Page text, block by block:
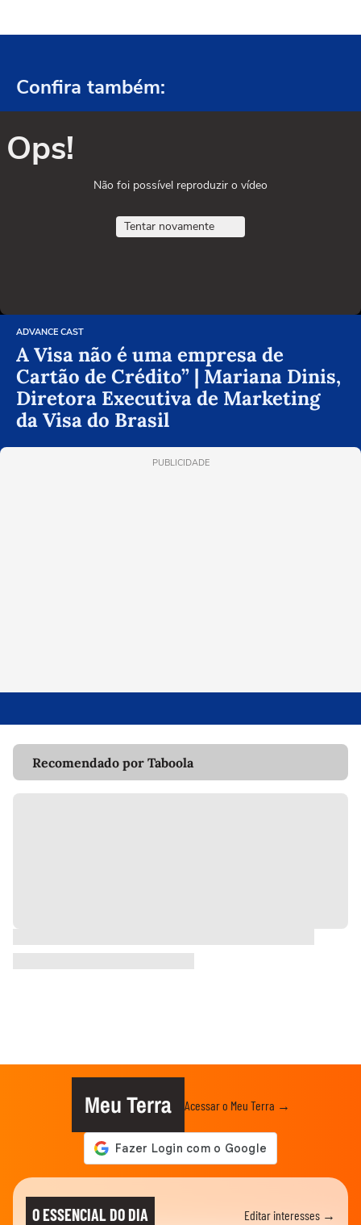
Confira também:
Ops!
Não foi possível reproduzir o vídeo
Tentar novamente
ADVANCE CAST
A Visa não é uma empresa de
Cartão de Crédito” | Mariana Dinis,
Diretora Executiva de Marketing
da Visa do Brasil
PUBLICIDADE
Recomendado por Taboola
Meu Terra Acessar o Meu Terra →
O ESSENCIAL DO DIA Editar interesses →